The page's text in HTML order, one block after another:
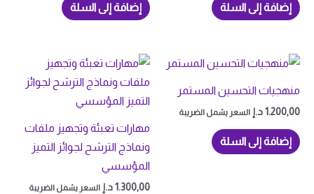
إضافة إلى السلة إضافة إلى السلة
منهجيات التحسين المستمر
1.200,00د.إ السعر يشمل الضريبة
إضافة إلى السلة
مهارات تعبئة وتجهيز ملفات
ونماذج الترشح لجوائز التميز
المؤسسي
1.300,00د.إ السعر يشمل الضريبة